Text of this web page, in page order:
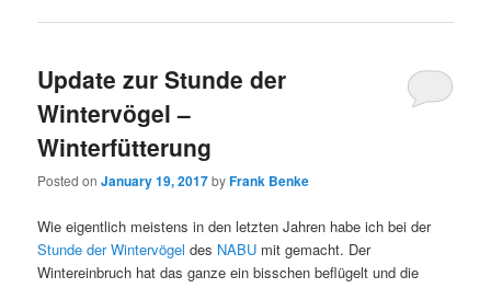
Update zur Stunde der
Wintervögel –
Winterfütterung
Posted onJanuary 19, 2017byFrank Benke
Wie eigentlich meistens in den letzten Jahren habe ich bei der
Stunde der Wintervögel des NABU mit gemacht. Der
Wintereinbruch hat das ganze ein bisschen beflügelt und die